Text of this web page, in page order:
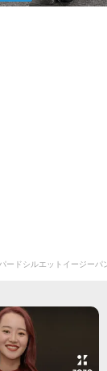
ードシルエットイージーパ